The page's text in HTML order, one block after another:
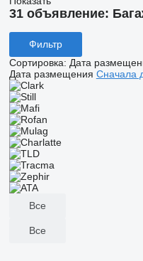
31 объявление:
Фильтр
Сортировка: Дата
Дата размещения Сначала
Все
Все